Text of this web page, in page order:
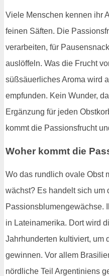
Viele Menschen kennen ihr
feinen Säften. Die
verarbeiten, für
auslöffeln. Was die Frucht
süßsäuerliches Aroma wird
empfunden. Kein Wunder,
Ergänzung für jeden
kommt die Passionsfrucht
Woher kommt die
Wo das rundlich ovale Obst
wächst? Es handelt sich um
Passionsblumengewächse.
in Lateinamerika. Dort wird
Jahrhunderten kultiviert, um
gewinnen. Vor allem
nördliche Teil Argentiniens